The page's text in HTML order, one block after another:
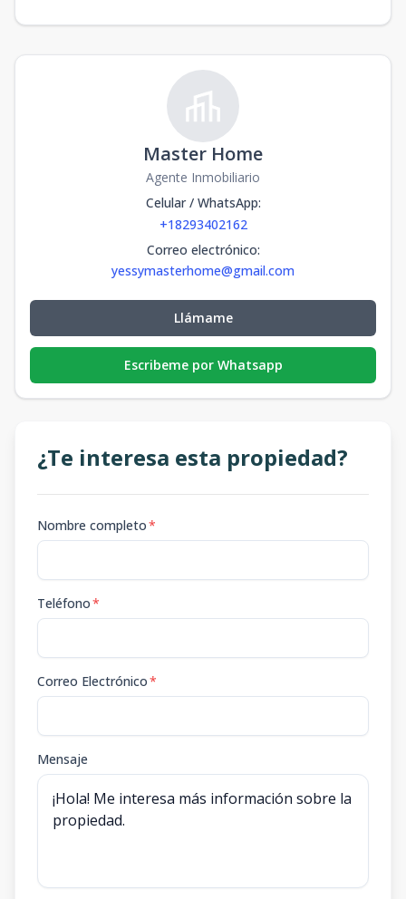
Master Home
Agente Inmobiliario
Celular / WhatsApp:
+18293402162
Correo electrónico:
yessymasterhome@gmail.com
Llámame
Escribeme por Whatsapp
¿Te interesa esta propiedad?
Nombre completo*
Teléfono*
Correo Electrónico*
Mensaje